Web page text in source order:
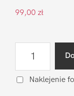
99,00 zł
Naklejenie